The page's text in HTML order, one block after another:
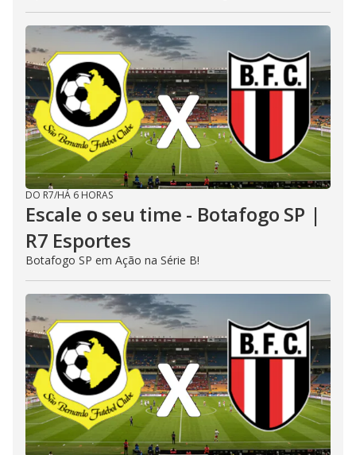
DO R7/HÁ 6 HORAS
Escale o seu time - Botafogo SP |
R7 Esportes
Botafogo SP em Ação na Série B!